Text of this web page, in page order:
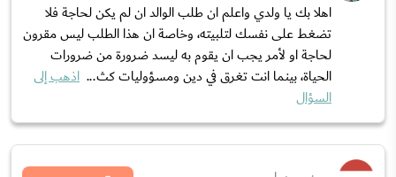
اهلا بك يا ولدي واعلم ان طلب الوالد ان لم يكن لحاجة فلا
تضغط على نفسك لتلبيته، وخاصة ان هذا الطلب ليس مقرون
لحاجة او لأمر يجب ان يقوم به ليسد ضرورة من ضرورات
الحياة، بينما انت تغرق في دين ومسؤوليات كث... اذهب إلى
السؤال